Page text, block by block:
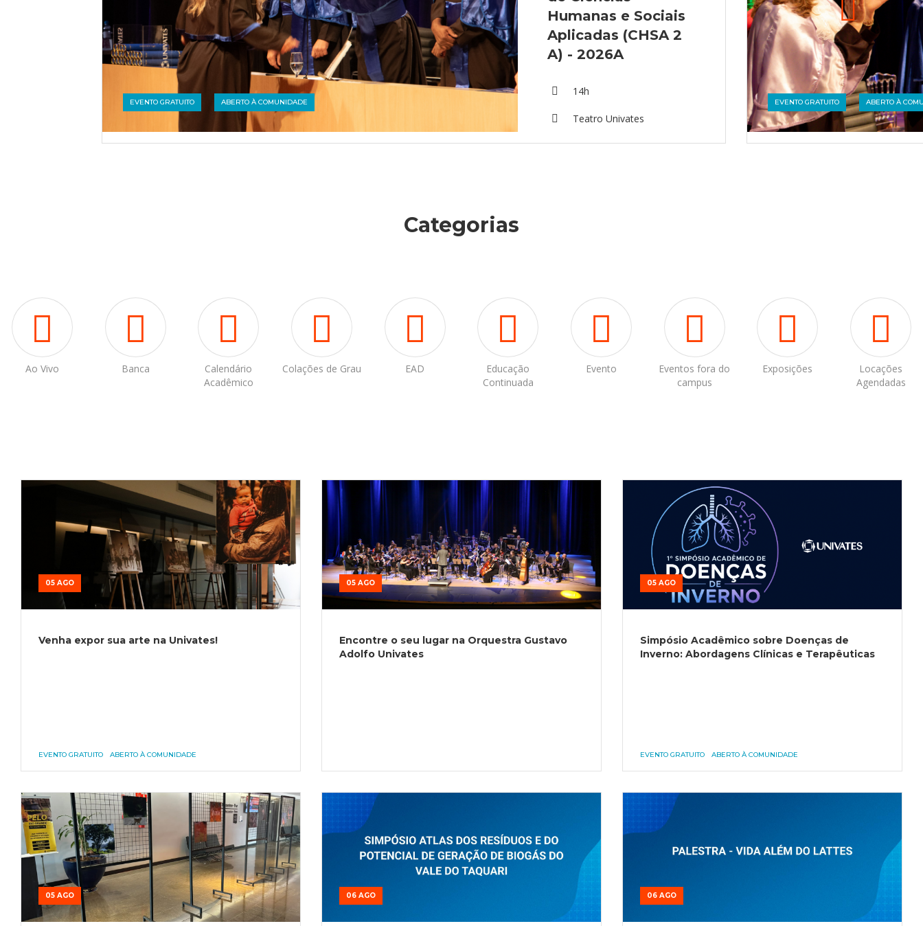
EVENTO GRATUITO ABERTO À COMUNIDADE
Humanas e Sociais
Aplicadas (CHSA 2
A) - 2026A
14h
Teatro Univates
EVENTO GRATUITO ABERTO À
Categorias
Ao Vivo Banca
Calendário
Acadêmico
Colações de Grau EAD
Educação
Continuada
Evento
Eventos fora do
campus
Exposições
Locações
Agendadas
05 AGO
Venha expor sua arte na Univates!
EVENTO GRATUITO ABERTO À COMUNIDADE
05 AGO
Encontre o seu lugar na Orquestra Gustavo
Adolfo Univates
05 AGO
Simpósio Acadêmico sobre Doenças de
Inverno: Abordagens Clínicas e Terapêuticas
EVENTO GRATUITO ABERTO À COMUNIDADE
05 AGO 06 AGO 06 AGO